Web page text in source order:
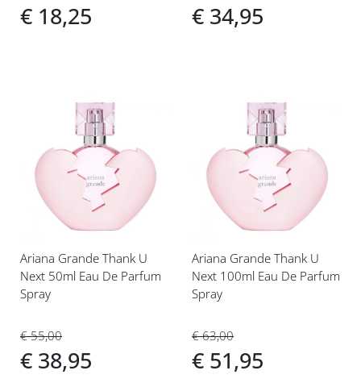
€ 18,25 € 34,95
toe
aan
verlanglijst
Ariana Grande Thank U
Next 50ml Eau De Parfum
Spray
€ 55,00
€ 38,95
toe
aan
verlanglijst
Ariana Grande Thank U
Next 100ml Eau De Parfum
Spray
€ 63,00
€ 51,95